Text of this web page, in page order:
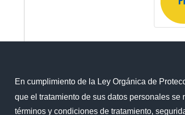
En cumplimiento de la Ley Orgánica de
que el tratamiento de sus datos personales se
términos y condiciones de tratamiento,
Contacto Ciudadano